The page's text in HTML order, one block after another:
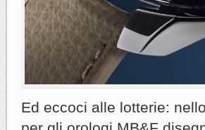
Ed eccoci alle lotterie: